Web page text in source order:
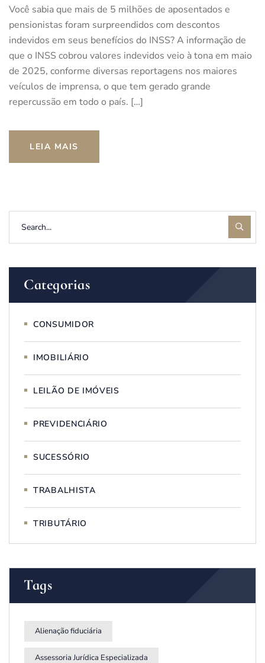
Você sabia que mais de 5 milhões de aposentados e
pensionistas foram surpreendidos com descontos
indevidos em seus benefícios do INSS? A informação de
que o INSS cobrou valores indevidos veio à tona em maio
de 2025, conforme diversas reportagens nos maiores
veículos de imprensa, o que tem gerado grande
repercussão em todo o país. […]
LEIA MAIS
Categorias
CONSUMIDOR
IMOBILIÁRIO
LEILÃO DE IMÓVEIS
PREVIDENCIÁRIO
SUCESSÓRIO
TRABALHISTA
TRIBUTÁRIO
Tags
Alienação fiduciária
Assessoria Jurídica Especializada